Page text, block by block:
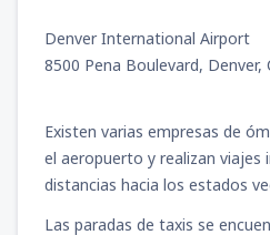
Denver International Airport
8500 Pena Boulevard, Denver,
Existen varias empresas de
el aeropuerto y realizan viajes
distancias hacia los estados
Las paradas de taxis se